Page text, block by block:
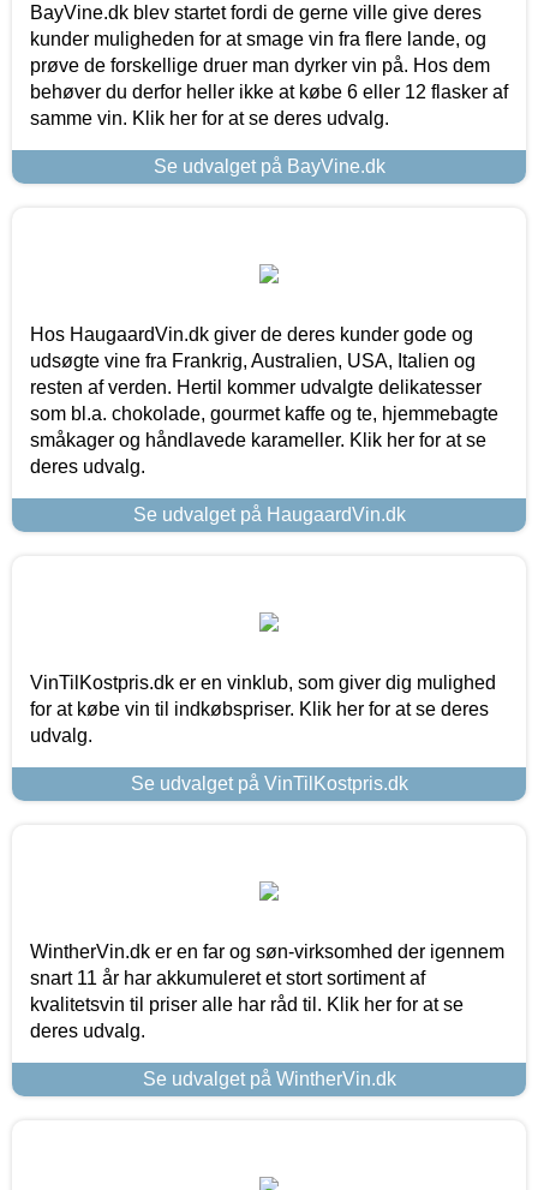
BayVine.dk blev startet fordi de gerne ville give deres
kunder muligheden for at smage vin fra flere lande, og
prøve de forskellige druer man dyrker vin på. Hos dem
behøver du derfor heller ikke at købe 6 eller 12 flasker af
samme vin. Klik her for at se deres udvalg.
Se udvalget på BayVine.dk
Hos HaugaardVin.dk giver de deres kunder gode og
udsøgte vine fra Frankrig, Australien, USA, Italien og
resten af verden. Hertil kommer udvalgte delikatesser
som bl.a. chokolade, gourmet kaffe og te, hjemmebagte
småkager og håndlavede karameller. Klik her for at se
deres udvalg.
Se udvalget på HaugaardVin.dk
VinTilKostpris.dk er en vinklub, som giver dig mulighed
for at købe vin til indkøbspriser. Klik her for at se deres
udvalg.
Se udvalget på VinTilKostpris.dk
WintherVin.dk er en far og søn-virksomhed der igennem
snart 11 år har akkumuleret et stort sortiment af
kvalitetsvin til priser alle har råd til. Klik her for at se
deres udvalg.
Se udvalget på WintherVin.dk